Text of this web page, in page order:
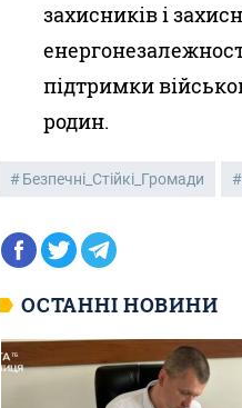
захисників і
підтримки
родин.
Безпечні_Стійкі_Громади
ОСТАННІ НОВИНИ